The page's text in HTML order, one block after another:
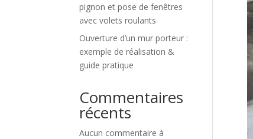
pignon et pose de fenêtres
avec volets roulants
Ouverture d’un mur porteur :
exemple de réalisation &
guide pratique
Commentaires
récents
Aucun commentaire à